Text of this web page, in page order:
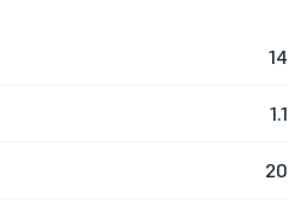
14
1.1
20